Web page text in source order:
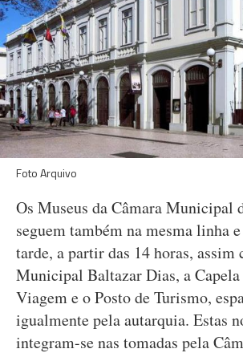
Foto Arquivo
Os Museus da Câmara Municipal
seguem também na mesma linha
tarde, a partir das 14 horas, assim
Municipal Baltazar Dias, a Capela
Viagem e o Posto de Turismo,
igualmente pela autarquia. Estas
integram-se nas tomadas pela